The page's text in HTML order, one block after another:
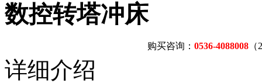
数控转塔冲床
购买咨询： 0536-4088008
详细介绍